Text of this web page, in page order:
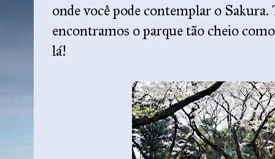
onde você pode contemplar o
encontramos o parque tão cheio
lá!